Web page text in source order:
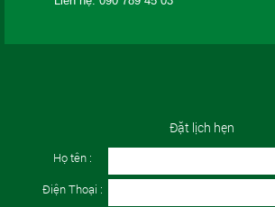
Đặt lịch hẹn
Họ tên :
Điện Thoại :